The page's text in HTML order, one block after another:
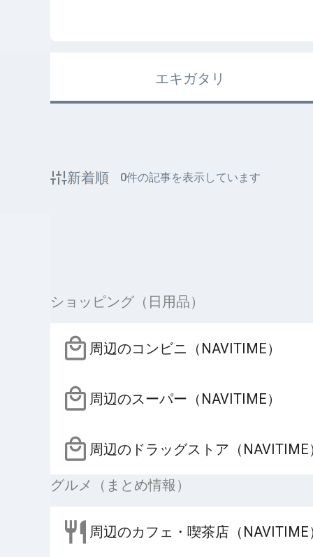
エキガタリ
新着順 0件の記事を表示しています
ショッピング（日用品）
周辺のコンビニ（NAVITIME）
周辺のスーパー（NAVITIME）
周辺のドラッグストア（NAVITIME
グルメ（まとめ情報）
周辺のカフェ・喫茶店（NAVITIME